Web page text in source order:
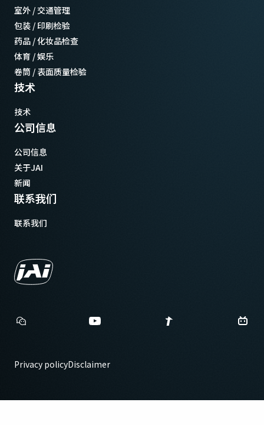
室外 / 交通管理
包装 / 印刷检验
药品 / 化妆品检查
体育 / 娱乐
卷筒 / 表面质量检验
技术
技术
公司信息
公司信息
关于JAI
新闻
联系我们
联系我们
Privacy policyDisclaimer